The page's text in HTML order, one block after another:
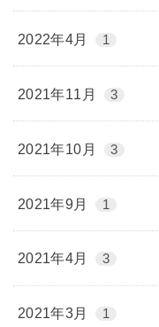
2022年4月 1
2021年11月 3
2021年10月 3
2021年9月 1
2021年4月 3
2021年3月 1